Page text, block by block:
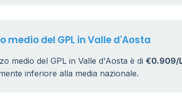
medio del GPL in Valle d'Aosta
medio del GPL in Valle d'Aosta è di €0.909/
inferiore alla media nazionale.